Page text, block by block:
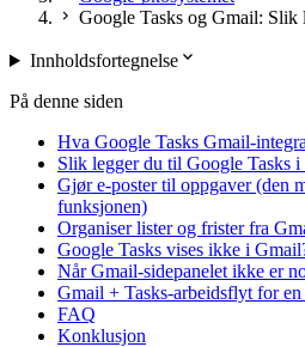
chevron_right Google Tasks og Gmail:
Innholdsfortegnelseexpand_more
På denne siden
Hva Google Tasks Gmail-
Slik legger du til Google Tasks i
Gjør e-poster til oppgaver (den
funksjonen)
Organiser lister og frister fra
Google Tasks vises ikke i
Når Gmail-sidepanelet ikke er
Gmail + Tasks-arbeidsflyt for
FAQ
Konklusjon